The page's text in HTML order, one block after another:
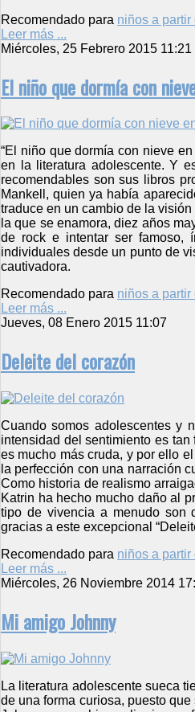
Recomendado para niños a partir
Leer más ...
Miércoles, 25 Febrero 2015 11:21
El niño que dormía con
“El niño que dormía con nieve
en la literatura adolescente. Y
recomendables son sus libros
Mankell, quien ya había
traduce en un cambio de la
la que se enamora, diez años
de rock e intentar ser famoso,
individuales desde un punto de
cautivadora.
Recomendado para niños a partir
Leer más ...
Jueves, 08 Enero 2015 11:07
Deleite del corazón
Cuando somos adolescentes y
intensidad del sentimiento es
es mucho más cruda, y por ello
la perfección con una narración
Como historia de realismo
Katrin ha hecho mucho daño al
tipo de vivencia a menudo son
gracias a este excepcional
Recomendado para niños a partir
Leer más ...
Miércoles, 26 Noviembre 2014
Mi amigo Johnny
La literatura adolescente sueca
de una forma curiosa, puesto